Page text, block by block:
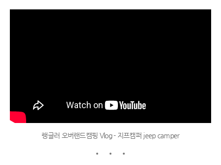
랭글러 오버랜드캠핑 Vlog - 지프캠퍼 jeep camper